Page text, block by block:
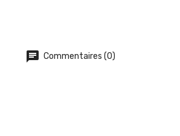
Commentaires (0)